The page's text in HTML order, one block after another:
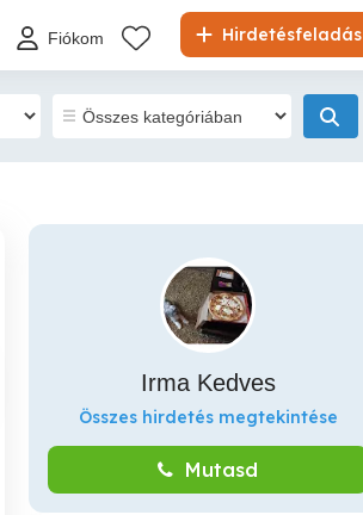
Hirdetésfeladás
Fiókom
Irma Kedves
Összes hirdetés megtekintése
Mutasd